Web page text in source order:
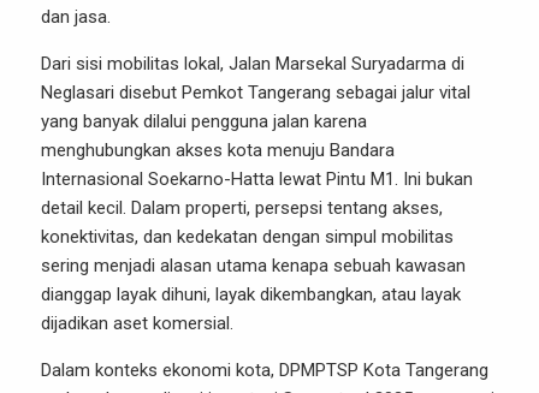
dan jasa.
Dari sisi mobilitas lokal, Jalan Marsekal Suryadarma di
Neglasari disebut Pemkot Tangerang sebagai jalur vital
yang banyak dilalui pengguna jalan karena
menghubungkan akses kota menuju Bandara
Internasional Soekarno-Hatta lewat Pintu M1. Ini bukan
detail kecil. Dalam properti, persepsi tentang akses,
konektivitas, dan kedekatan dengan simpul mobilitas
sering menjadi alasan utama kenapa sebuah kawasan
dianggap layak dihuni, layak dikembangkan, atau layak
dijadikan aset komersial.
Dalam konteks ekonomi kota, DPMPTSP Kota Tangerang